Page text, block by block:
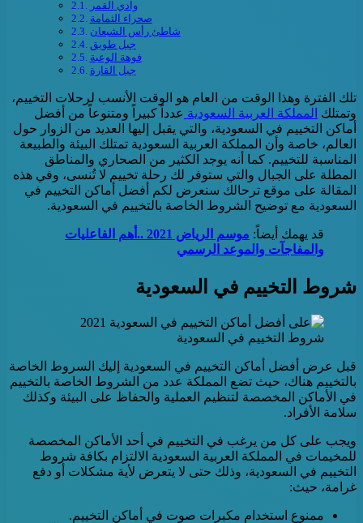
وادي القمر
صحراء الثمامة
شاطئ رأس الشبعان
جبل طويق
فوهة الوعبة
جبل القارة
تلك الفترة وهذا الوقت من العام هو الوقت الأنسب لرحلات التخييم،
وتمتلك المملكة العربية السعودية عدداً كبيراً ومتنوعاً من أفضل
أماكن التخييم في السعودية، والتي يقبل إليها العديد من الزوار حول
العالم، خاصة وأن المملكة العربية السعودية تمتلك البيئة والطبيعة
المناسبة للتخييم. كما أنه يوجد الكثير من الصحاري والمناطق
المطلة على الجبال والتي ستوفر لك رحلة تخييم لا تُنسى، وفي هذه
المقالة على موقع ترحالك سنعرض لكم أفضل أماكن التخييم في
السعودية مع توضيح الشروط الخاصة بالتخييم في السعودية.
قد يهمك أيضاً:
موسم الرياض 2021 ..أهم الفاعليات
والمفاجآت والموعد الرسمي
شروط التخييم في السعودية
شروط التخييم في السعودية
قبل عرض أفضل أماكن التخييم في السعودية إليك السروط الخاصة
بالتخييم هناك، حيث تضع المملكة عدد من الشروط الخاصة بالتخييم
في الأماكن المخصصة لتنظيم العملية والحفاظ على البيئة وكذلك
سلامة الأفراد.
ويجب على كل من يرغب في التخييم في أحد الأماكن المخصصة
للمخيمات في المملكة العربية السعودية الالتزام بكافة شروط
التخييم في السعودية، وذلك حتى لا يتعرض لأية مشكلات أو دفع
غرامة، حيث:
ممنوع استخدام مكبرات صوت في أماكن التخييم.